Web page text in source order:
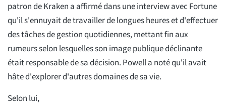
patron de Kraken a affirmé dans une interview avec Fortune
qu'il s'ennuyait de travailler de longues heures et d'effectuer
des tâches de gestion quotidiennes, mettant fin aux
rumeurs selon lesquelles son image publique déclinante
était responsable de sa décision. Powell a noté qu'il avait
hâte d'explorer d'autres domaines de sa vie.
Selon lui,